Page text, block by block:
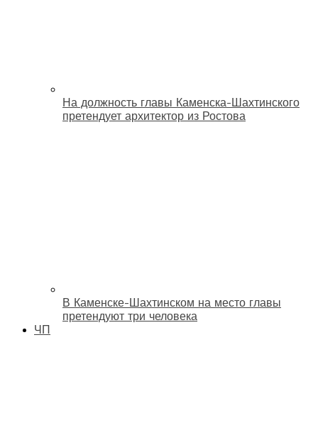
На должность главы Каменска-Шахтинского
претендует архитектор из Ростова
В Каменске-Шахтинском на место главы
претендуют три человека
ЧП